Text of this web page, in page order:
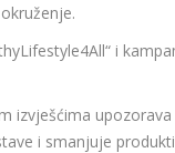
i
izvješćima
i smanjuje